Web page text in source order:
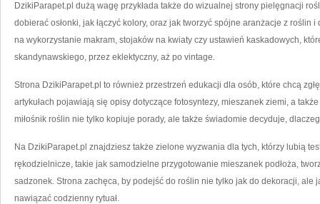
DzikiParapet.pl dużą wagę przykłada także do wizualnej strony pielęgnacji
dobierać osłonki, jak łączyć kolory, oraz jak tworzyć spójne aranżacje z roślin
na wykorzystanie makram, stojaków na kwiaty czy ustawień kaskadowych,
skandynawskiego, przez eklektyczny, aż po vintage.
Strona DzikiParapet.pl to również przestrzeń edukacji dla osób, które chcą
artykułach pojawiają się opisy dotyczące fotosyntezy, mieszanek ziemi, a
miłośnik roślin nie tylko kopiuje porady, ale także świadomie decyduje,
Na DzikiParapet.pl znajdziesz także zielone wyzwania dla tych, którzy lubią
rękodzielnicze, takie jak samodzielne przygotowanie mieszanek podłoża,
sadzonek. Strona zachęca, by podejść do roślin nie tylko jak do dekoracji, ale
nawiązać codzienny rytuał.